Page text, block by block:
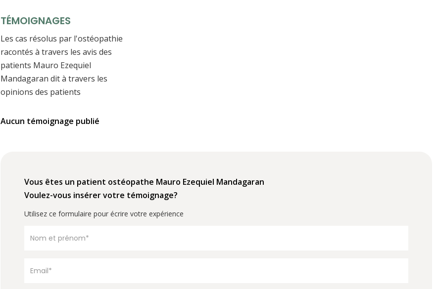
TÉMOIGNAGES
Les cas résolus par l'ostéopathie
racontés à travers les avis des
patients Mauro Ezequiel
Mandagaran dit à travers les
opinions des patients
Aucun témoignage publié
Vous êtes un patient ostéopathe Mauro Ezequiel Mandagaran
Voulez-vous insérer votre témoignage?
Utilisez ce formulaire pour écrire votre expérience